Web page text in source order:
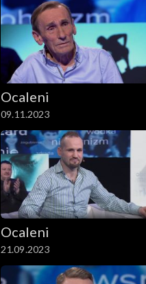
Ocaleni
09.11.2023
Ocaleni
21.09.2023